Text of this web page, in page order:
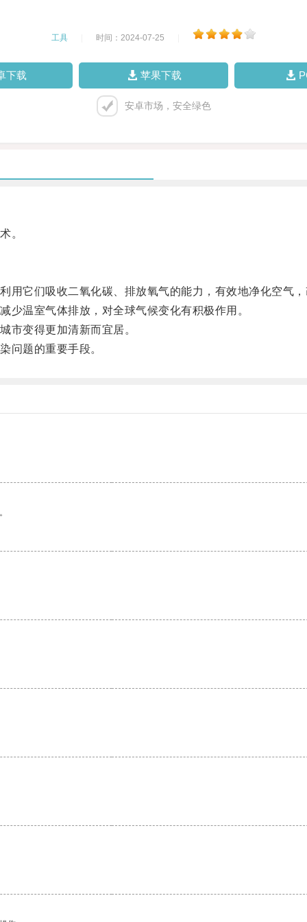
工具 时间：2024-07-25
下载 苹果下载
安卓市场，安全绿色
。
它们吸收二氧化碳、排放氧气的能力，有效地净化空气，
温室气体排放，对全球气候变化有积极作用。
变得更加清新而宜居。
题的重要手段。